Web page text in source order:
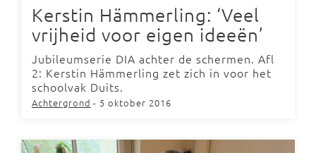
Kerstin Hämmerling: ‘Veel
vrijheid voor eigen ideeën’
Jubileumserie DIA achter de schermen. Afl
2: Kerstin Hämmerling zet zich in voor het
schoolvak Duits.
Achtergrond - 5 oktober 2016